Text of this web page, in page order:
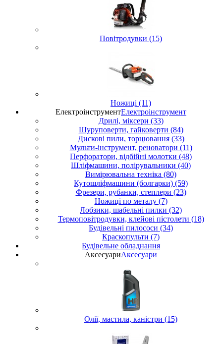
Повітродувки (15)
Ножиці (11)
ЕлектроінструментЕлектроінструмент
Дрилі, міксери (33)
Шуруповерти, гайковерти (84)
Дискові пили, торцювання (33)
Мульти-інструмент, реноватори (11)
Перфоратори, відбійні молотки (48)
Шліфмашини, полірувальники (40)
Вимірювальна техніка (80)
Кутошліфмашини (болгарки) (59)
Фрезери, рубанки, степлери (23)
Ножиці по металу (7)
Лобзики, шабельні пилки (32)
Термоповітродувки, клейові пістолети (18)
Будівельні пилососи (34)
Краскопульти (7)
Будівельне обладнання
АксесуариАксесуари
Олії, мастила, каністри (15)